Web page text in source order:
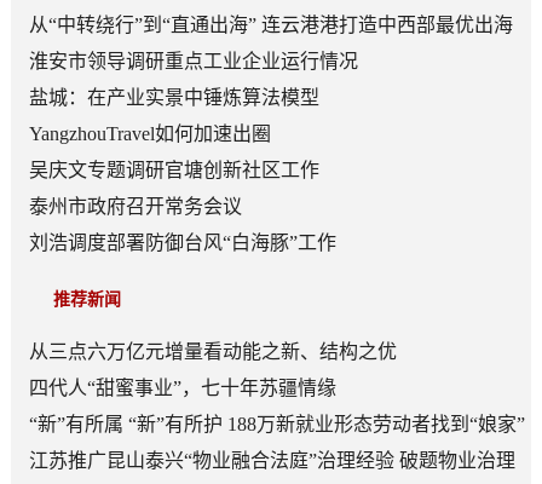
从“中转绕行”到“直通出海” 连云港港打造中西部最优出海
口
淮安市领导调研重点工业企业运行情况
盐城：在产业实景中锤炼算法模型
YangzhouTravel如何加速出圈
吴庆文专题调研官塘创新社区工作
泰州市政府召开常务会议
刘浩调度部署防御台风“白海豚”工作
推荐新闻
从三点六万亿元增量看动能之新、结构之优
四代人“甜蜜事业”，七十年苏疆情缘
“新”有所属 “新”有所护 188万新就业形态劳动者找到“娘家”
江苏推广昆山泰兴“物业融合法庭”治理经验 破题物业治理